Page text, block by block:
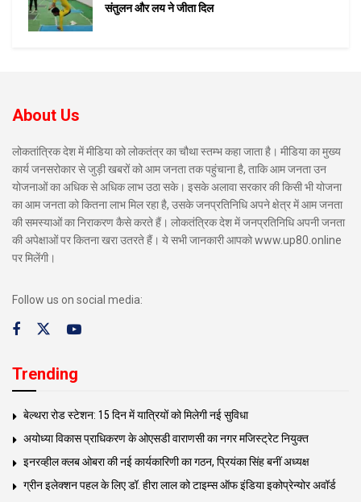
संतुलन और लय ने जीता दिल
About Us
लोकतांत्रिक देश में मीडिया को लोकतंत्र का चौथा स्तम्भ कहा जाता है। मीडिया का मुख्य
कार्य जनसरोकार से जुड़ी खबरों को आम जनता तक पहुंचाना है, ताकि आम जनता उन
योजनाओं का अधिक से अधिक लाभ उठा सके। इसके अलावा सरकार की किसी भी योजना
का आम जनता को कितना लाभ मिल रहा है, उसके जनप्रतिनिधि अपने क्षेत्र में आम जनता
की समस्याओं का निराकरण कैसे करते हैं। लोकतंत्रिक देश में जनप्रतिनिधि अपनी जनता
की अपेक्षाओं पर कितना खरा उतरते हैं। ये सभी जानकारी आपको www.up80.online
पर मिलेंगी।
Follow us on social media:
Trending
बेल्थरा रोड स्टेशन: 15 दिन में यात्रियों को मिलेगी नई सुविधा
अयोध्या विकास प्राधिकरण के ओएसडी वाराणसी का नगर मजिस्ट्रेट नियुक्त
इनरव्हील क्लब ओबरा की नई कार्यकारिणी का गठन, प्रियंका सिंह बनीं अध्यक्ष
ग्रीन इलेक्शन पहल के लिए डॉ. हीरा लाल को टाइम्स ऑफ इंडिया इकोप्रेन्योर अवॉर्ड